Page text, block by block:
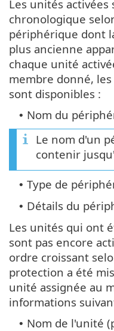
Les unités
chronologique
périphérique dont
plus ancienne
chaque unité
membre donné,
sont disponibles :
• Nom du
Le nom d'un
contenir
• Type de
• Détails du
Les unités qui ont
sont pas encore
ordre croissant
protection a été
unité assignée au
informations
• Nom de l'unité